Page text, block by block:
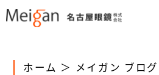
ホーム ＞ メイガン ブログ